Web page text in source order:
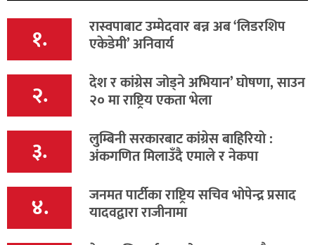
१. रास्वपाबाट उम्मेदवार बन्न अब ‘लिडरशिप
एकेडेमी’ अनिवार्य
२. देश र कांग्रेस जोड्ने अभियान’ घोषणा, साउन
२० मा राष्ट्रिय एकता भेला
३. लुम्बिनी सरकारबाट कांग्रेस बाहिरियाे :
अंकगणित मिलाउँदै एमाले र नेकपा
४. जनमत पार्टीका राष्ट्रिय सचिव भोपेन्द्र प्रसाद
यादवद्वारा राजीनामा